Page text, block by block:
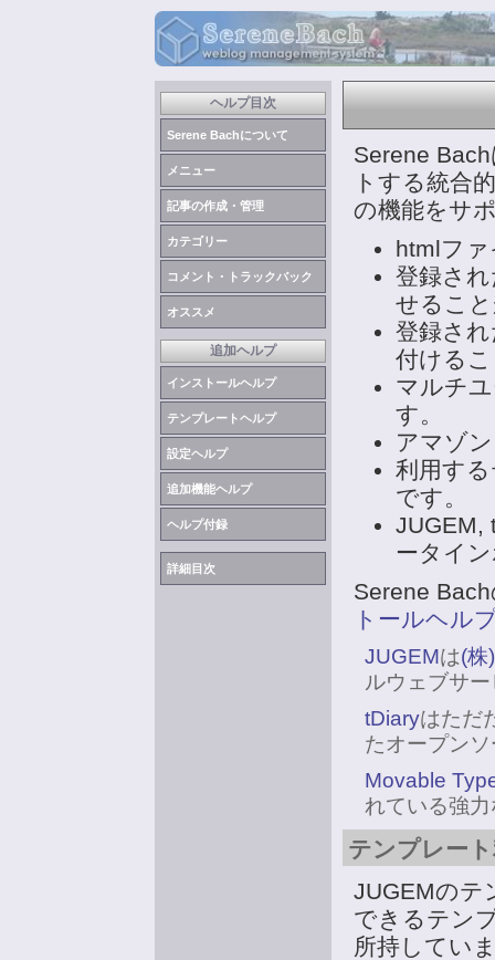
ヘルプ目次
Serene Bachについて
メニュー
記事の作成・管理
カテゴリー
コメント・トラックバック
オススメ
追加ヘルプ
インストールヘルプ
テンプレートヘルプ
設定ヘルプ
追加機能ヘルプ
ヘルプ付録
詳細目次
Serene
トする統合
の機能をサ
htmlフ
登録さ
せるこ
登録さ
付ける
マルチ
す。
アマゾ
利用す
です。
JUGEM,
ータイ
Serene
トールヘル
JUGEMは(株
ルウェブサ
tDiaryはただ
たオープン
Movable
れている強
テンプレー
JUGEMのテ
できるテン
所持してい